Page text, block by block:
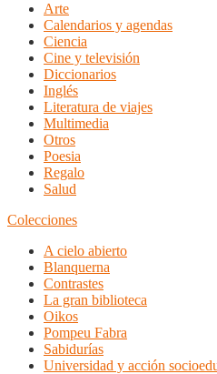
Arte
Calendarios y agendas
Ciencia
Cine y televisión
Diccionarios
Inglés
Literatura de viajes
Multimedia
Otros
Poesia
Regalo
Salud
Colecciones
A cielo abierto
Blanquerna
Contrastes
La gran biblioteca
Oikos
Pompeu Fabra
Sabidurías
Universidad y acción